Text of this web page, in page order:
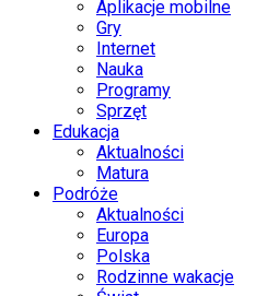
Aplikacje mobilne
Gry
Internet
Nauka
Programy
Sprzęt
Edukacja
Aktualności
Matura
Podróże
Aktualności
Europa
Polska
Rodzinne wakacje